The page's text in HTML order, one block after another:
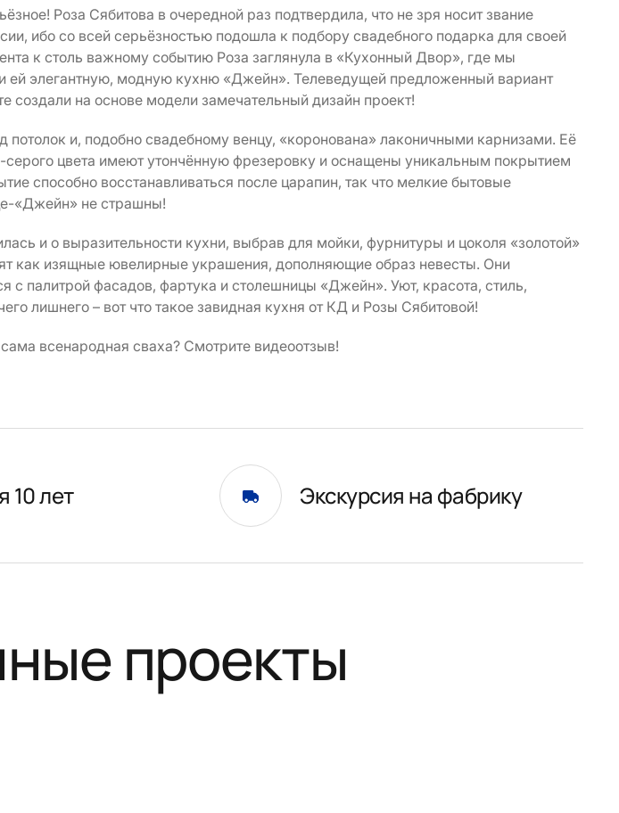
Роза Сябитова в очередной раз подтвердила, что не зря носит звание
ибо со всей серьёзностью подошла к подбору свадебного подарка для своей
к столь важному событию Роза заглянула в «Кухонный Двор», где мы
ей элегантную, модную кухню «Джейн». Телеведущей предложенный вариант
создали на основе модели замечательный дизайн проект!
и, подобно свадебному венцу, «коронована» лаконичными карнизами. Её
серого цвета имеют утончённую фрезеровку и оснащены уникальным покрытием
способно восстанавливаться после царапин, так что мелкие бытовые
«Джейн» не страшны!
и о выразительности кухни, выбрав для мойки, фурнитуры и цоколя «золотой»
как изящные ювелирные украшения, дополняющие образ невесты. Они
с палитрой фасадов, фартука и столешницы «Джейн». Уют, красота, стиль,
лишнего – вот что такое завидная кухня от КД и Розы Сябитовой!
всенародная сваха? Смотрите видеоотзыв!
10 лет Экскурсия на фабрику
проекты